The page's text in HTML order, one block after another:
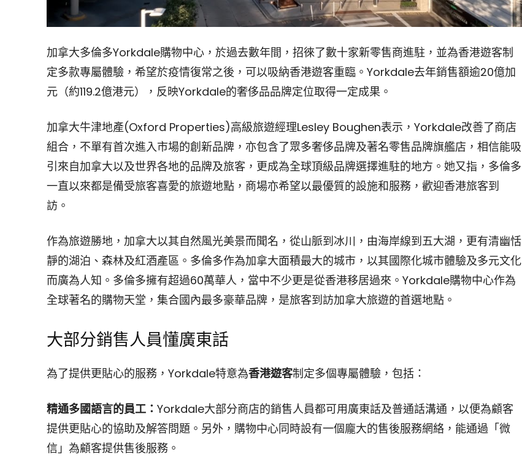
加拿大多倫多Yorkdale購物中心，於過去數年間，招徠了數十家新零售商進駐，並為香港遊客制
定多款專屬體驗，希望於疫情復常之後，可以吸納香港遊客重臨。Yorkdale去年銷售額逾20億加
元（約119.2億港元），反映Yorkdale的奢侈品品牌定位取得一定成果。
加拿大牛津地產(Oxford Properties)高級旅遊經理Lesley Boughen表示，Yorkdale改善了商店
組合，不單有首次進入市場的創新品牌，亦包含了眾多奢侈品牌及著名零售品牌旗艦店，相信能吸
引來自加拿大以及世界各地的品牌及旅客，更成為全球頂級品牌選擇進駐的地方。她又指，多倫多
一直以來都是備受旅客喜愛的旅遊地點，商場亦希望以最優質的設施和服務，歡迎香港旅客到
訪。
作為旅遊勝地，加拿大以其自然風光美景而聞名，從山脈到冰川，由海岸線到五大湖，更有清幽恬
靜的湖泊、森林及紅酒產區。多倫多作為加拿大面積最大的城市，以其國際化城市體驗及多元文化
而廣為人知。多倫多擁有超過60萬華人，當中不少更是從香港移居過來。Yorkdale購物中心作為
全球著名的購物天堂，集合國內最多豪華品牌，是旅客到訪加拿大旅遊的首選地點。
大部分銷售人員懂廣東話
為了提供更貼心的服務，Yorkdale特意為香港遊客制定多個專屬體驗，包括：
精通多國語言的員工： Yorkdale大部分商店的銷售人員都可用廣東話及普通話溝通，以便為顧客
提供更貼心的協助及解答問題。另外，購物中心同時設有一個龐大的售後服務網絡，能通過「微
信」為顧客提供售後服務。